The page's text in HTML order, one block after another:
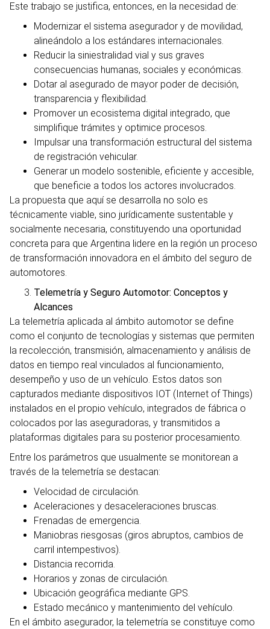
Este trabajo se justifica, entonces, en la necesidad de:
Modernizar el sistema asegurador y de movilidad,
alineándolo a los estándares internacionales.
Reducir la siniestralidad vial y sus graves
consecuencias humanas, sociales y económicas.
Dotar al asegurado de mayor poder de decisión,
transparencia y flexibilidad.
Promover un ecosistema digital integrado, que
simplifique trámites y optimice procesos.
Impulsar una transformación estructural del sistema
de registración vehicular.
Generar un modelo sostenible, eficiente y accesible,
que beneficie a todos los actores involucrados.
La propuesta que aquí se desarrolla no solo es
técnicamente viable, sino jurídicamente sustentable y
socialmente necesaria, constituyendo una oportunidad
concreta para que Argentina lidere en la región un proceso
de transformación innovadora en el ámbito del seguro de
automotores.
Telemetría y Seguro Automotor: Conceptos y
Alcances
La telemetría aplicada al ámbito automotor se define
como el conjunto de tecnologías y sistemas que permiten
la recolección, transmisión, almacenamiento y análisis de
datos en tiempo real vinculados al funcionamiento,
desempeño y uso de un vehículo. Estos datos son
capturados mediante dispositivos IOT (Internet of Things)
instalados en el propio vehículo, integrados de fábrica o
colocados por las aseguradoras, y transmitidos a
plataformas digitales para su posterior procesamiento.
Entre los parámetros que usualmente se monitorean a
través de la telemetría se destacan:
Velocidad de circulación.
Aceleraciones y desaceleraciones bruscas.
Frenadas de emergencia.
Maniobras riesgosas (giros abruptos, cambios de
carril intempestivos).
Distancia recorrida.
Horarios y zonas de circulación.
Ubicación geográfica mediante GPS.
Estado mecánico y mantenimiento del vehículo.
En el ámbito asegurador, la telemetría se constituye como